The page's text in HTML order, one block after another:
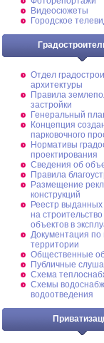
Видеосюжеты
Городское
Отдел
архитектуры
Правила
застройки
Генеральный
Концепция
парковочного
Нормативы
проектирования
Сведения об
Правила
Размещение
конструкций
Реестр
на
объектов в
Документация по
территории
Общественные
Публичные
Схема
Схемы
водоотведения